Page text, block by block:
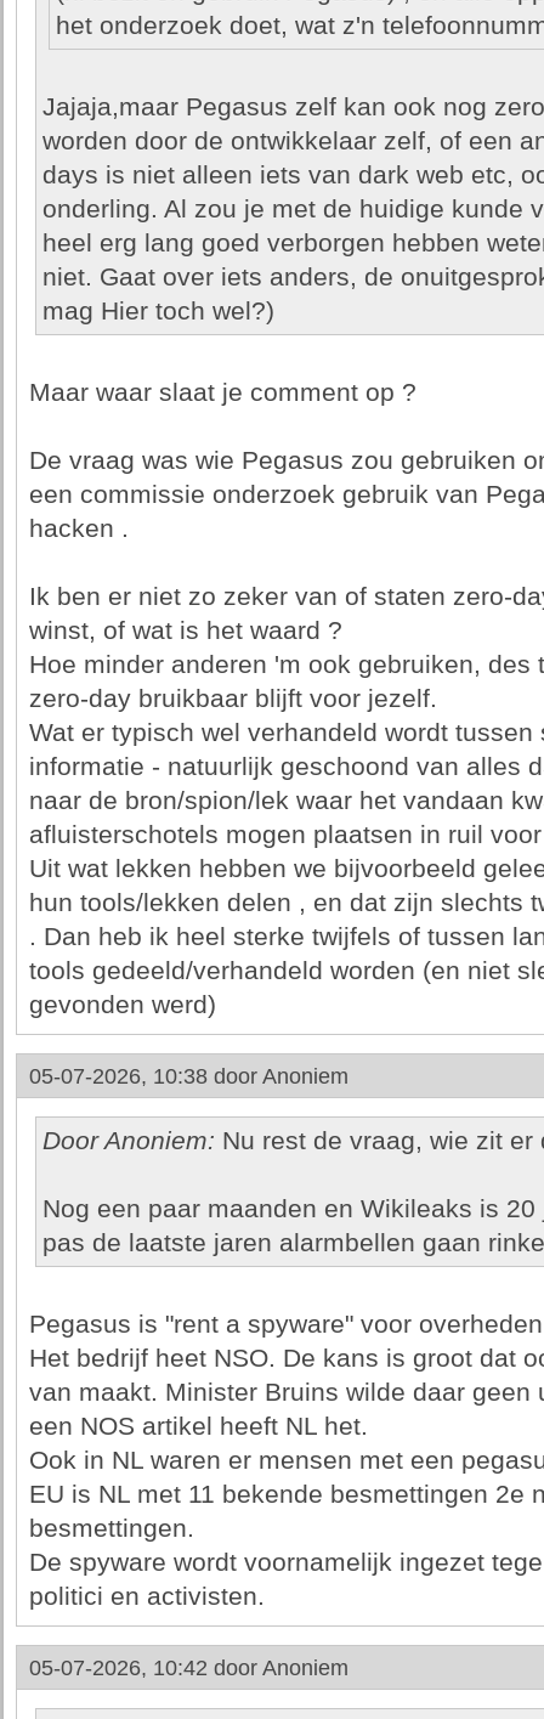
het onderzoek doet, wat z'n
Jajaja,maar Pegasus zelf kan ook nog
worden door de ontwikkelaar zelf, of een
days is niet alleen iets van dark web etc,
onderling. Al zou je met de huidige kunde
heel erg lang goed verborgen hebben
niet. Gaat over iets anders, de
mag Hier toch wel?)
Maar waar slaat je comment op ?
De vraag was wie Pegasus zou gebruiken
een commissie onderzoek gebruik van
hacken .
Ik ben er niet zo zeker van of staten zero-
winst, of wat is het waard ?
Hoe minder anderen 'm ook gebruiken,
zero-day bruikbaar blijft voor jezelf.
Wat er typisch wel verhandeld wordt
informatie - natuurlijk geschoond van alles
naar de bron/spion/lek waar het vandaan
afluisterschotels mogen plaatsen in ruil
Uit wat lekken hebben we bijvoorbeeld
hun tools/lekken delen , en dat zijn slechts
. Dan heb ik heel sterke twijfels of tussen
tools gedeeld/verhandeld worden (en niet
gevonden werd)
05-07-2026, 10:38 door Anoniem
Door Anoniem: Nu rest de vraag, wie zit
Nog een paar maanden en Wikileaks is
pas de laatste jaren alarmbellen gaan
Pegasus is "rent a spyware" voor
Het bedrijf heet NSO. De kans is groot dat
van maakt. Minister Bruins wilde daar geen
een NOS artikel heeft NL het.
Ook in NL waren er mensen met een
EU is NL met 11 bekende besmettingen 2e
besmettingen.
De spyware wordt voornamelijk ingezet
politici en activisten.
05-07-2026, 10:42 door Anoniem